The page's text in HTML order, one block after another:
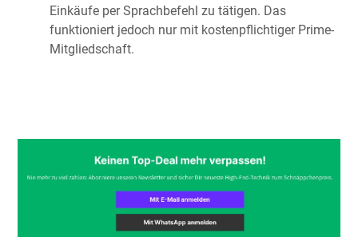
Einkäufe per Sprachbefehl zu tätigen. Das
funktioniert jedoch nur mit kostenpflichtiger Prime-
Mitgliedschaft.